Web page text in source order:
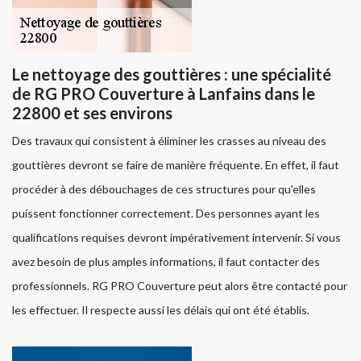
Le nettoyage des gouttières : une spécialité
de RG PRO Couverture à Lanfains dans le
22800 et ses environs
Des travaux qui consistent à éliminer les crasses au niveau des
gouttières devront se faire de manière fréquente. En effet, il faut
procéder à des débouchages de ces structures pour qu'elles
puissent fonctionner correctement. Des personnes ayant les
qualifications requises devront impérativement intervenir. Si vous
avez besoin de plus amples informations, il faut contacter des
professionnels. RG PRO Couverture peut alors être contacté pour
les effectuer. Il respecte aussi les délais qui ont été établis.